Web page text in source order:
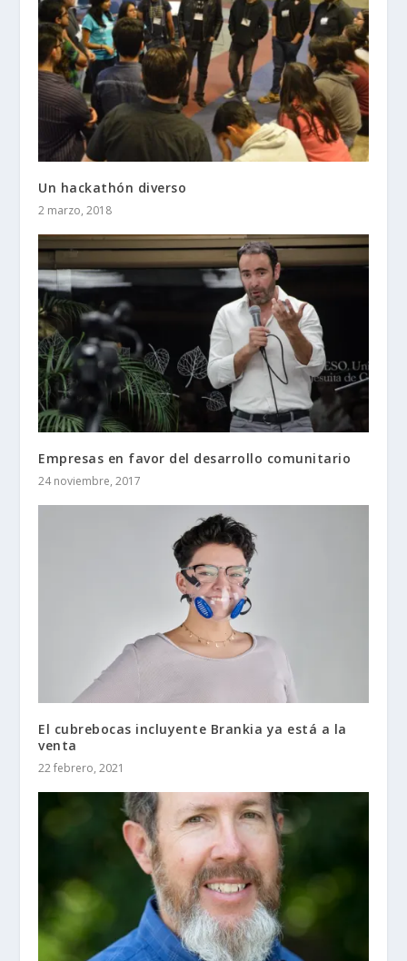
Un hackathón diverso
2 marzo, 2018
Empresas en favor del desarrollo comunitario
24 noviembre, 2017
El cubrebocas incluyente Brankia ya está a la
venta
22 febrero, 2021